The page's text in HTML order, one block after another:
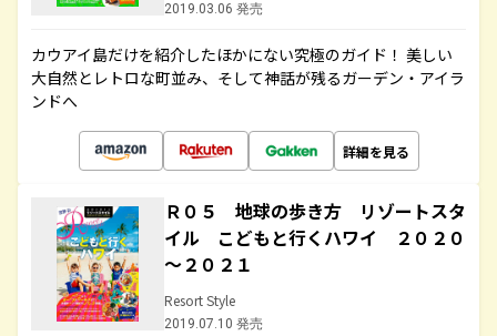
2019.03.06 発売
カウアイ島だけを紹介したほかにない究極のガイド！ 美しい
大自然とレトロな町並み、そして神話が残るガーデン・アイラ
ンドへ
詳細を見る
Ｒ０５ 地球の歩き方 リゾートスタ
イル こどもと行くハワイ ２０２０
～２０２１
Resort Style
2019.07.10 発売